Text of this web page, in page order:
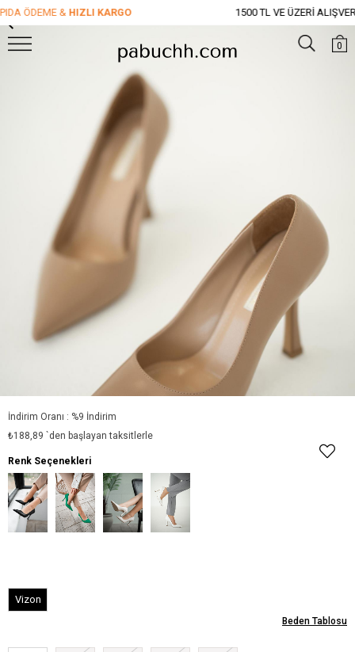
0
İndirim Oranı : %9 İndirim
₺188,89 `den başlayan taksitlerle
Renk Seçenekleri
Vizon
Beden Tablosu
ÖDEME & HIZLI KARGO 1500 TL VE ÜZERİ